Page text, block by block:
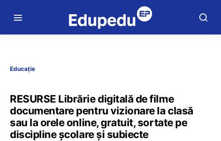
Educație
RESURSE Librărie digitală de filme
documentare pentru vizionare la clasă
sau la orele online, gratuit, sortate pe
discipline școlare și subiecte